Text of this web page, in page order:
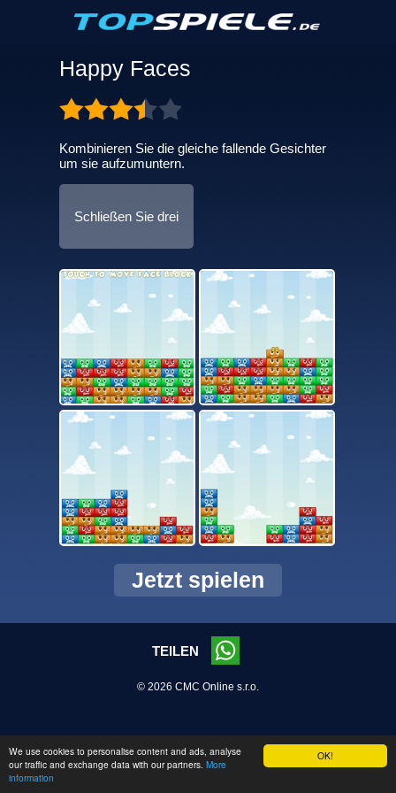
OK!
We use cookies to personalise content and ads, analyse
our traffic and exchange data with our partners. More
information
Happy Faces
Kombinieren Sie die gleiche fallende Gesichter
um sie aufzumuntern.
Schließen Sie drei
Jetzt spielen
TEILEN
© 2026 CMC Online s.r.o.